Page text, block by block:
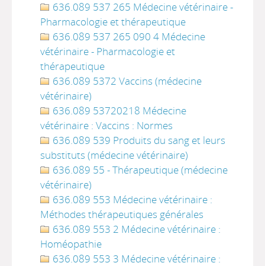
636.089 537 265 Médecine vétérinaire -
Pharmacologie et thérapeutique
636.089 537 265 090 4 Médecine
vétérinaire - Pharmacologie et
thérapeutique
636.089 5372 Vaccins (médecine
vétérinaire)
636.089 53720218 Médecine
vétérinaire : Vaccins : Normes
636.089 539 Produits du sang et leurs
substituts (médecine vétérinaire)
636.089 55 - Thérapeutique (médecine
vétérinaire)
636.089 553 Médecine vétérinaire :
Méthodes thérapeutiques générales
636.089 553 2 Médecine vétérinaire :
Homéopathie
636.089 553 3 Médecine vétérinaire :